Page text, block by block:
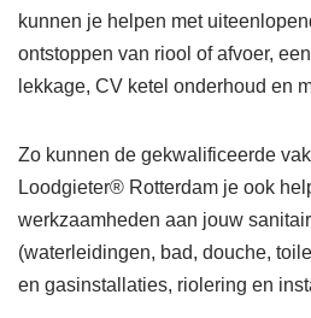
kunnen je helpen met
ontstoppen van riool of afvoer,
lekkage, CV ketel onderhoud en
Zo kunnen de gekwalificeerde
Loodgieter® Rotterdam je ook
werkzaamheden aan jouw
(waterleidingen, bad, douche,
en gasinstallaties, riolering en